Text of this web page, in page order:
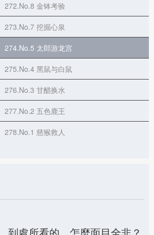
272.No.8 金钵考验
273.No.7 挖掘心泉
274.No.5 太郎游龙宫
275.No.4 黑鼠与白鼠
276.No.3 甘醋换水
277.No.2 五色鹿王
278.No.1 慈猴救人